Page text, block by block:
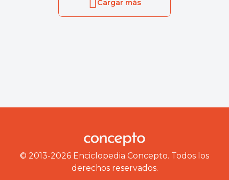
Cargar más
© 2013-2026 Enciclopedia Concepto. Todos los
derechos reservados.